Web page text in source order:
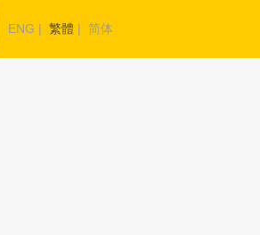
ENG | 繁體 | 简体